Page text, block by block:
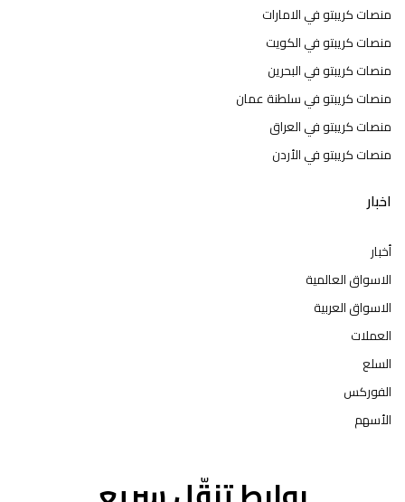
منصات كريبتو في الامارات
منصات كريبتو في الكويت
منصات كريبتو في البحرين
منصات كريبتو في سلطنة عمان
منصات كريبتو في العراق
منصات كريبتو في الأردن
اخبار
أخبار
الاسواق العالمية
الاسواق العربية
العملات
السلع
الفوركس
الأسهم